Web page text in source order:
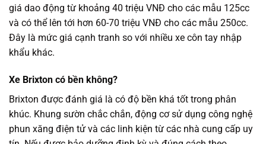
giá dao động từ khoảng 40 triệu VNĐ cho các mẫu 125cc
và có thể lên tới hơn 60-70 triệu VNĐ cho các mẫu 250cc.
Đây là mức giá cạnh tranh so với nhiều xe côn tay nhập
khẩu khác.
Xe Brixton có bền không?
Brixton được đánh giá là có độ bền khá tốt trong phân
khúc. Khung sườn chắc chắn, động cơ sử dụng công nghệ
phun xăng điện tử và các linh kiện từ các nhà cung cấp uy